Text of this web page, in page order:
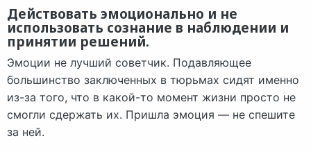
Действовать эмоционально и не
использовать сознание в наблюдении и
принятии решений.
Эмоции не лучший советчик. Подавляющее
большинство заключенных в тюрьмах сидят именно
из-за того, что в какой-то момент жизни просто не
смогли сдержать их. Пришла эмоция — не спешите
за ней.